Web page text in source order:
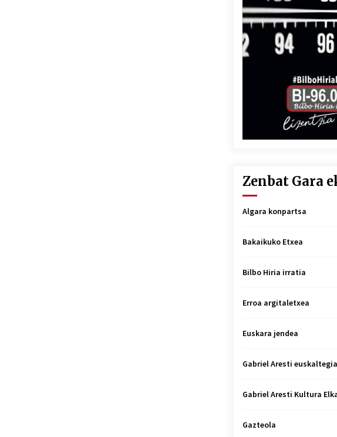
Zenbat Gara
Algara konpartsa
Bakaikuko Etxea
Bilbo Hiria irratia
Erroa argitaletxea
Euskara jendea
Gabriel Aresti euskaltegia
Gabriel Aresti Kultura
Gazteola